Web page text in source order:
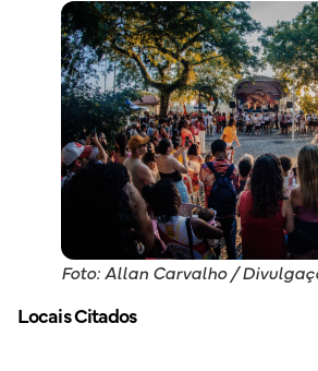
Foto: Allan Carvalho /
Locais Citados